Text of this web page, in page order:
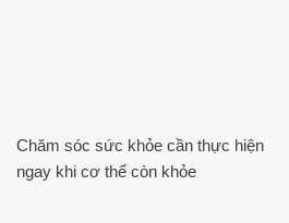
Chăm sóc sức khỏe cần thực hiện
ngay khi cơ thể còn khỏe